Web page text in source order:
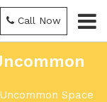
Call Now
Space